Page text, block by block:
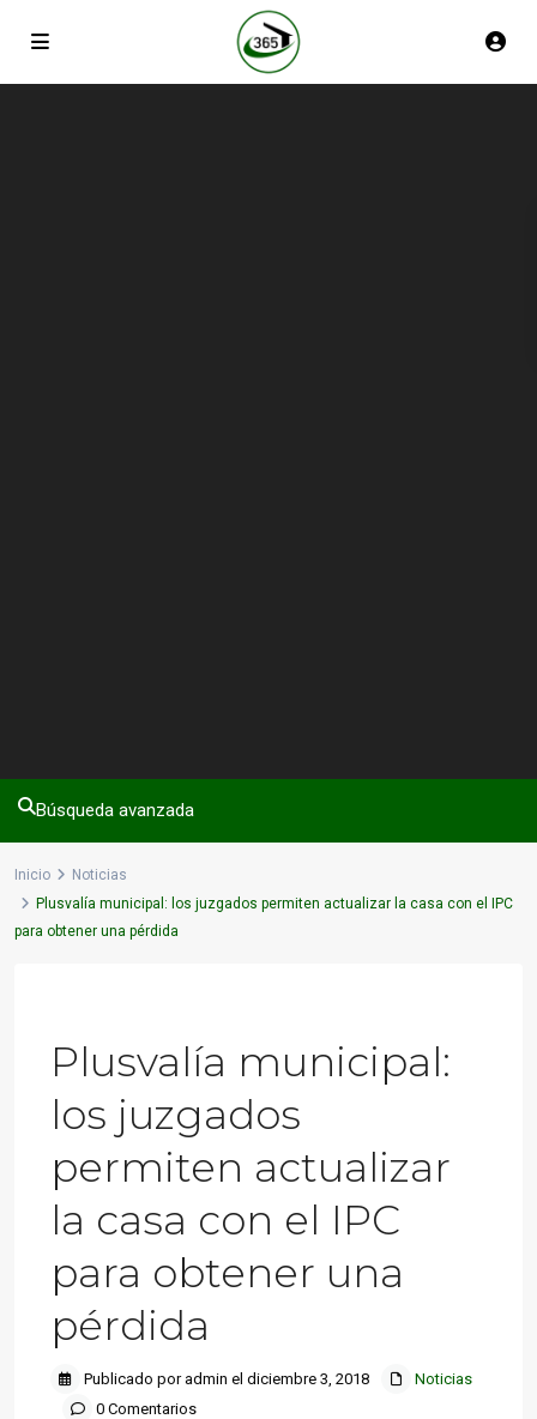
Búsqueda avanzada
Inicio
Noticias
Plusvalía municipal: los juzgados permiten actualizar la casa con el IPC
para obtener una pérdida
Plusvalía municipal:
los juzgados
permiten actualizar
la casa con el IPC
para obtener una
pérdida
Publicado por admin el diciembre 3, 2018
Noticias
0 Comentarios